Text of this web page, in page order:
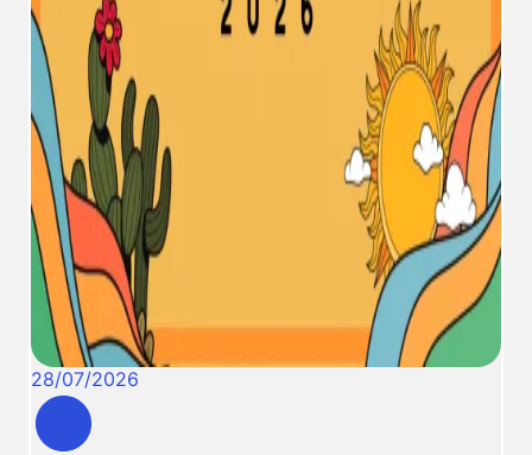
28/07/2026